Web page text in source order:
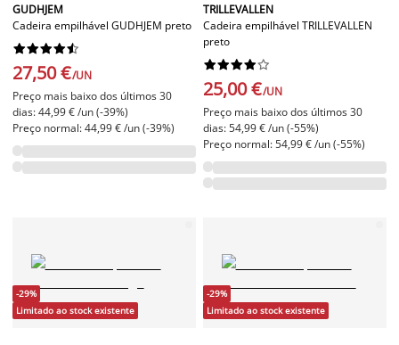
GUDHJEM
Cadeira empilhável GUDHJEM preto






27,50 €/UN
Preço mais baixo dos últimos 30
dias: 44,99 € /un (-39%)
Preço normal: 44,99 € /un (-39%)
TRILLEVALLEN
Cadeira empilhável TRILLEVALLEN
preto






25,00 €/UN
Preço mais baixo dos últimos 30
dias: 54,99 € /un (-55%)
Preço normal: 54,99 € /un (-55%)
-29%
Limitado ao stock existente
-29%
Limitado ao stock existente